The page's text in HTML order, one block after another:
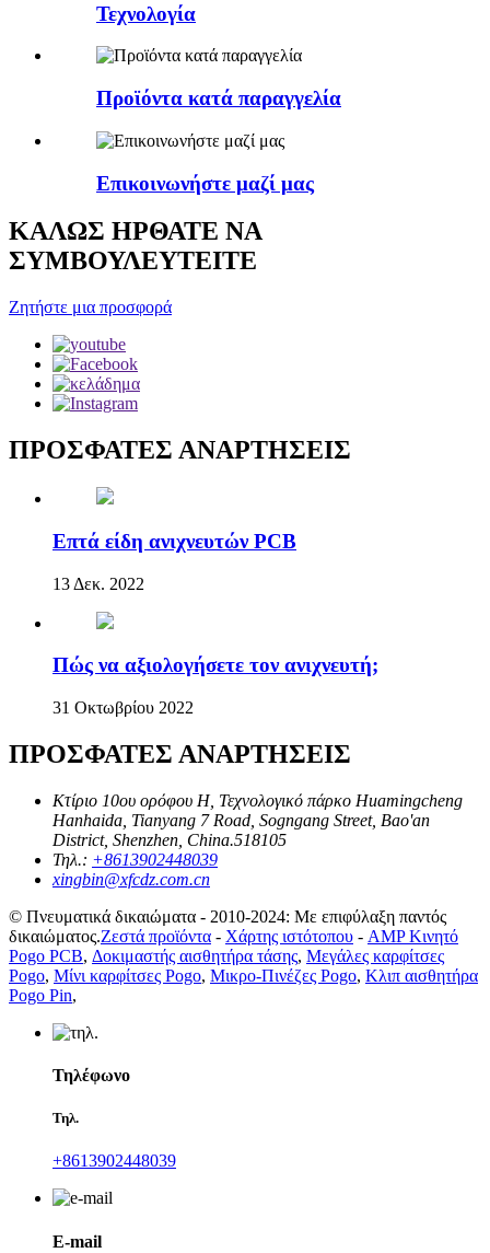
Τεχνολογία
Προϊόντα κατά παραγγελία
Επικοινωνήστε μαζί μας
ΚΑΛΩΣ ΗΡΘΑΤΕ ΝΑ
ΣΥΜΒΟΥΛΕΥΤΕΙΤΕ
Ζητήστε μια προσφορά
ΠΡΟΣΦΑΤΕΣ ΑΝΑΡΤΗΣΕΙΣ
Επτά είδη ανιχνευτών PCB
13 Δεκ. 2022
Πώς να αξιολογήσετε τον ανιχνευτή;
31 Οκτωβρίου 2022
ΠΡΟΣΦΑΤΕΣ ΑΝΑΡΤΗΣΕΙΣ
Κτίριο 10ου ορόφου H, Τεχνολογικό πάρκο Huamingcheng
Hanhaida, Tianyang 7 Road, Sogngang Street, Bao'an
District, Shenzhen, China.518105
Τηλ.: +8613902448039
xingbin@xfcdz.com.cn
© Πνευματικά δικαιώματα - 2010-2024: Με επιφύλαξη παντός
δικαιώματος.Ζεστά προϊόντα - Χάρτης ιστότοπου - AMP Κινητό
Pogo PCB, Δοκιμαστής αισθητήρα τάσης, Μεγάλες καρφίτσες
Pogo, Μίνι καρφίτσες Pogo, Μικρο-Πινέζες Pogo, Κλιπ αισθητήρα
Pogo Pin,
Τηλέφωνο
Τηλ.
+8613902448039
E-mail